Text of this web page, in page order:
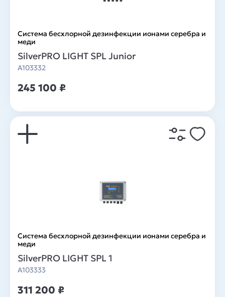
Система беcхлорной дезинфекции ионами серебра и
меди
SilverPRO LIGHT SPL Junior
A103332
245 100 ₽
Система беcхлорной дезинфекции ионами серебра и
меди
SilverPRO LIGHT SPL 1
A103333
311 200 ₽